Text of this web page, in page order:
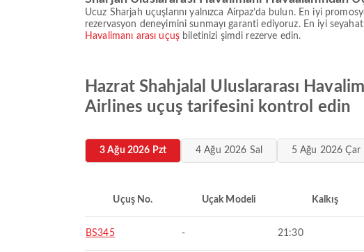
Ucuz Sharjah uçuşlarını yalnızca Airpaz’da bulun. En iyi
rezervasyon deneyimini sunmayı garanti ediyoruz. En iyi
Havalimanı arası uçuşbiletinizi şimdi rezerve edin.
Hazrat Shahjalal Uluslararası
Airlines uçuş tarifesini kontrol edin
3 Ağu 2026 Pzt 4 Ağu 2026 Sal 5 Ağu 2026 Çar
Uçuş No. Uçak Modeli Kalkış
BS345 - 21:30